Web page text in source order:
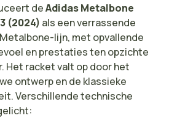
deAdidas Metalbone
(2024) als een verrassende
lijn, met opvallende
en prestaties ten opzichte
Het racket valt op door het
ontwerp en de klassieke
Verschillende technische